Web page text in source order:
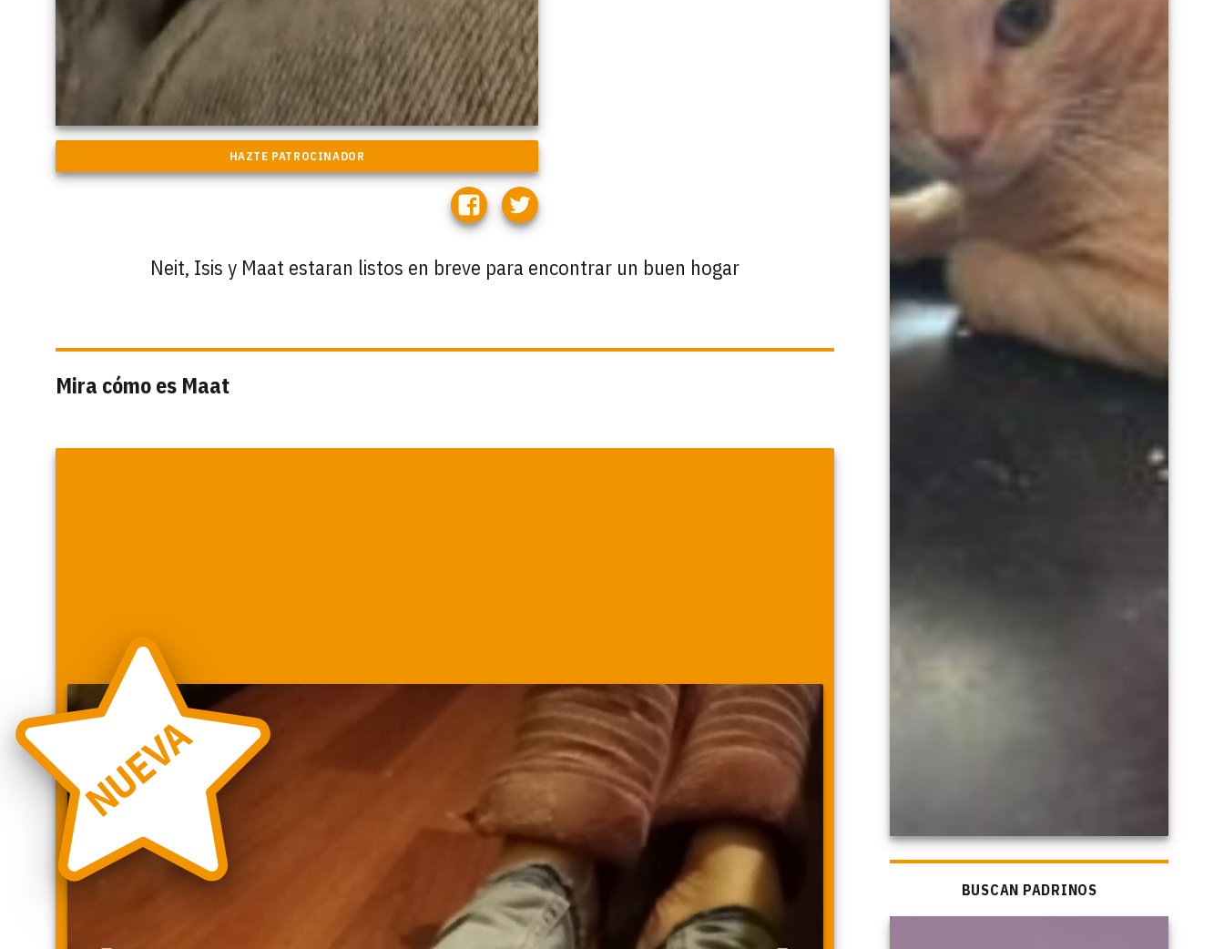
Neit, Isis y Maat estaran listos en breve para encontrar un buen hogar
Mira cómo es Maat
NUEVA
BUSCAN PADRINOS